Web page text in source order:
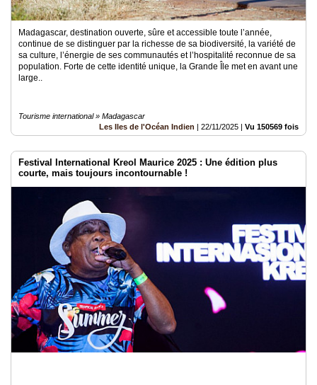
Madagascar, destination ouverte, sûre et accessible toute l’année,
continue de se distinguer par la richesse de sa biodiversité, la variété de
sa culture, l’énergie de ses communautés et l’hospitalité reconnue de sa
population. Forte de cette identité unique, la Grande Île met en avant une
large..
Tourisme international » Madagascar
Les Iles de l'Océan Indien | 22/11/2025 | Vu 150569 fois
Festival International Kreol Maurice 2025 : Une édition plus
courte, mais toujours incontournable !